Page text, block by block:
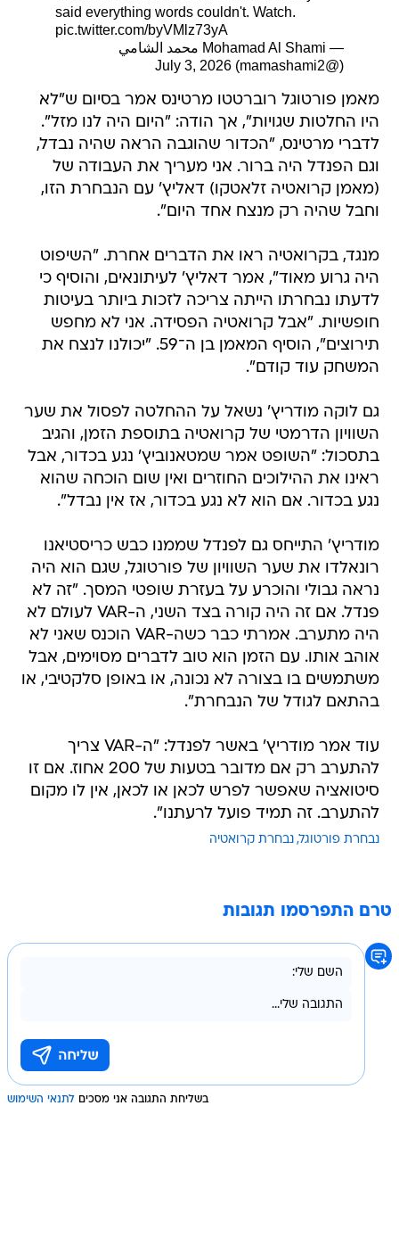
said everything words couldn't. Watch.
pic.twitter.com/byVMlz73yA
— Mohamad Al Shami محمد الشامي
(@mamashami2)
July 3, 2026
מאמן פורטוגל רוברטטו מרטינס אמר בסיום ש"לא
היו החלטות שגויות", אך הודה: "היום היה לנו מזל".
לדברי מרטינס, "הכדור שהוגבה הראה שהיה נבדל,
וגם הפנדל היה ברור. אני מעריך את העבודה של
(מאמן קרואטיה זלאטקו) דאליץ' עם הנבחרת הזו,
וחבל שהיה רק מנצח אחד היום".
מנגד, בקרואטיה ראו את הדברים אחרת. "השיפוט
היה גרוע מאוד", אמר דאליץ' לעיתונאים, והוסיף כי
לדעתו נבחרתו הייתה צריכה לזכות ביותר בעיטות
חופשיות. "אבל קרואטיה הפסידה. אני לא מחפש
תירוצים", הוסיף המאמן בן ה־59. "יכולנו לנצח את
המשחק עוד קודם".
גם לוקה מודריץ' נשאל על ההחלטה לפסול את שער
השוויון הדרמטי של קרואטיה בתוספת הזמן, והגיב
בתסכול: "השופט אמר שמטאנוביץ' נגע בכדור, אבל
ראינו את ההילוכים החוזרים ואין שום הוכחה שהוא
נגע בכדור. אם הוא לא נגע בכדור, אז אין נבדל".
מודריץ' התייחס גם לפנדל שממנו כבש כריסטיאנו
רונאלדו את שער השוויון של פורטוגל, שגם הוא היה
נראה גבולי והוכרע על בעזרת שופטי המסך. "זה לא
פנדל. אם זה היה קורה בצד השני, ה-VAR לעולם לא
היה מתערב. אמרתי כבר כשה-VAR הוכנס שאני לא
אוהב אותו. עם הזמן הוא טוב לדברים מסוימים, אבל
משתמשים בו בצורה לא נכונה, או באופן סלקטיבי, או
בהתאם לגודל של הנבחרת".
עוד אמר מודריץ' באשר לפנדל: "ה-VAR צריך
להתערב רק אם מדובר בטעות של 200 אחוז. אם זו
סיטואציה שאפשר לפרש לכאן או לכאן, אין לו מקום
להתערב. זה תמיד פועל לרעתנו".
נבחרת פורטוגל נבחרת קרואטיה
טרם התפרסמו תגובות
בשליחת התגובה אני מסכים לתנאי השימוש